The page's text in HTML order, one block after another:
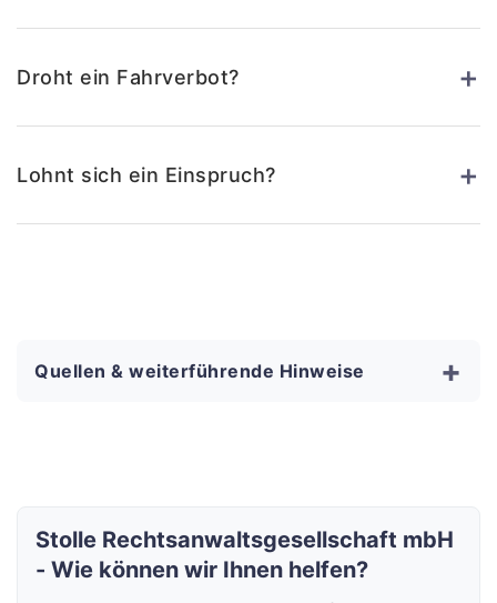
Droht ein Fahrverbot? +
Lohnt sich ein Einspruch? +
Quellen & weiterführende Hinweise +
Stolle Rechtsanwaltsgesellschaft mbH
- Wie können wir Ihnen helfen?